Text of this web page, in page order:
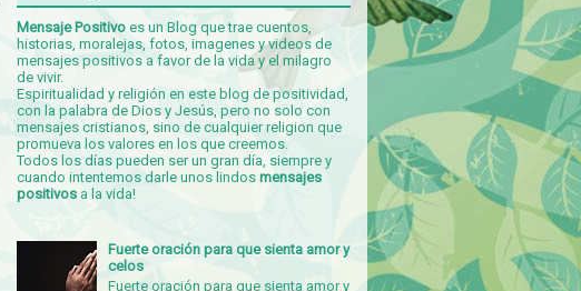
Mensaje Positivo es un Blog que trae cuentos,
historias, moralejas, fotos, imagenes y videos de
mensajes positivos a favor de la vida y el milagro
de vivir.
Espiritualidad y religión en este blog de positividad,
con la palabra de Dios y Jesús, pero no solo con
mensajes cristianos, sino de cualquier religion que
promueva los valores en los que creemos.
Todos los días pueden ser un gran día, siempre y
cuando intentemos darle unos lindos mensajes
positivos a la vida!
Fuerte oración para que sienta amor y
celos
Fuerte oración para que sienta amor y